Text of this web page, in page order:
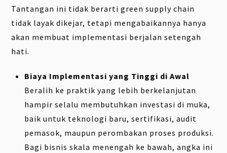
Tantangan ini tidak berarti green supply chain
tidak layak dikejar, tetapi mengabaikannya hanya
akan membuat implementasi berjalan setengah
hati.
Biaya Implementasi yang Tinggi di Awal
Beralih ke praktik yang lebih berkelanjutan
hampir selalu membutuhkan investasi di muka,
baik untuk teknologi baru, sertifikasi, audit
pemasok, maupun perombakan proses produksi.
Bagi bisnis skala menengah ke bawah, angka ini